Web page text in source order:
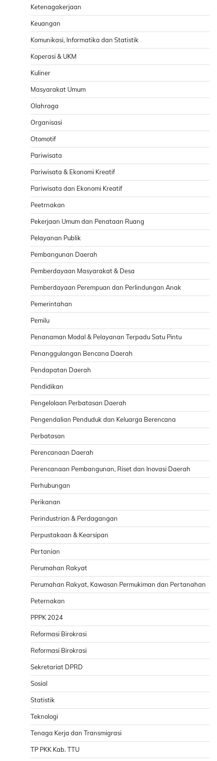
Ketenagakerjaan
Keuangan
Komunikasi, Informatika dan Statistik
Koperasi & UKM
Kuliner
Masyarakat Umum
Olahraga
Organisasi
Otomotif
Pariwisata
Pariwisata & Ekonomi Kreatif
Pariwisata dan Ekonomi Kreatif
Peetrnakan
Pekerjaan Umum dan Penataan Ruang
Pelayanan Publik
Pembangunan Daerah
Pemberdayaan Masyarakat & Desa
Pemberdayaan Perempuan dan Perlindungan Anak
Pemerintahan
Pemilu
Penanaman Modal & Pelayanan Terpadu Satu Pintu
Penanggulangan Bencana Daerah
Pendapatan Daerah
Pendidikan
Pengelolaan Perbatasan Daerah
Pengendalian Penduduk dan Keluarga Berencana
Perbatasan
Perencanaan Daerah
Perencanaan Pembangunan, Riset dan Inovasi Daerah
Perhubungan
Perikanan
Perindustrian & Perdagangan
Perpustakaan & Kearsipan
Pertanian
Perumahan Rakyat
Perumahan Rakyat, Kawasan Permukiman dan Pertanahan
Peternakan
PPPK 2024
Reformasi Birokrasi
Reformasi Birokrasi
Sekretariat DPRD
Sosial
Statistik
Teknologi
Tenaga Kerja dan Transmigrasi
TP PKK Kab. TTU